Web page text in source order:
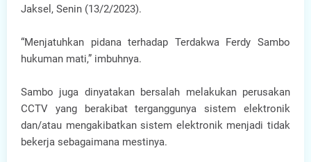
Jaksel, Senin (13/2/2023).
“Menjatuhkan pidana terhadap Terdakwa Ferdy Sambo
hukuman mati,” imbuhnya.
Sambo juga dinyatakan bersalah melakukan perusakan
CCTV yang berakibat terganggunya sistem elektronik
dan/atau mengakibatkan sistem elektronik menjadi tidak
bekerja sebagaimana mestinya.